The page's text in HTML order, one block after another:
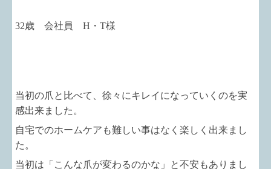
32歳 会社員 H・T様
当初の爪と比べて、徐々にキレイになっていくのを実
感出来ました。
自宅でのホームケアも難しい事はなく楽しく出来まし
た。
当初は「こんな爪が変わるのかな」と不安もありまし